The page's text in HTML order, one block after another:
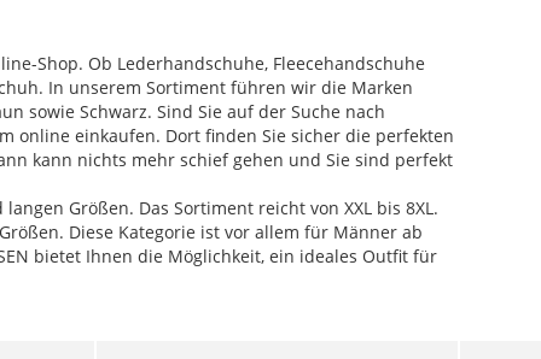
Shop. Ob Lederhandschuhe, Fleecehandschuhe
In unserem Sortiment führen wir die Marken
sowie Schwarz. Sind Sie auf der Suche nach
online einkaufen. Dort finden Sie sicher die perfekten
kann nichts mehr schief gehen und Sie sind perfekt
Größen. Das Sortiment reicht von XXL bis 8XL.
Diese Kategorie ist vor allem für Männer ab
bietet Ihnen die Möglichkeit, ein ideales Outfit für